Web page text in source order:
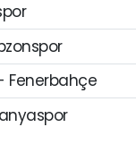
Fenerbahçe